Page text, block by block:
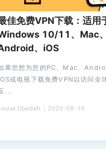
佳免费VPN下载：适用
10/11、Mac、
、iOS
果您想为您的PC、Mac、
或电视下载免费VPN以访问全
...
Obadiah ｜2025-08-16